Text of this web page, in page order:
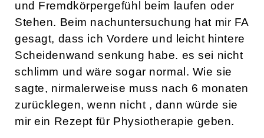
und Fremdkörpergefühl beim laufen oder
Stehen. Beim nachuntersuchung hat mir FA
gesagt, dass ich Vordere und leicht hintere
Scheidenwand senkung habe. es sei nicht
schlimm und wäre sogar normal. Wie sie
sagte, nirmalerweise muss nach 6 monaten
zurücklegen, wenn nicht , dann würde sie
mir ein Rezept für Physiotherapie geben.